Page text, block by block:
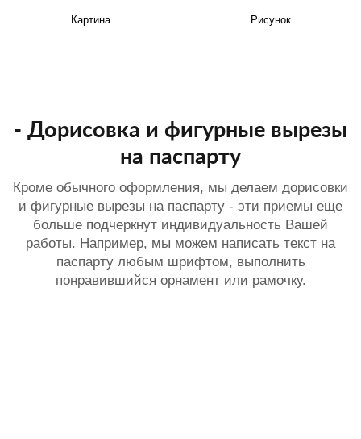
Картина Рисунок
- Дорисовка и фигурные вырезы
на паспарту
Кроме обычного оформления, мы делаем дорисовки
и фигурные вырезы на паспарту - эти приемы еще
больше подчеркнут индивидуальность Вашей
работы. Например, мы можем написать текст на
паспарту любым шрифтом, выполнить
понравившийся орнамент или рамочку.